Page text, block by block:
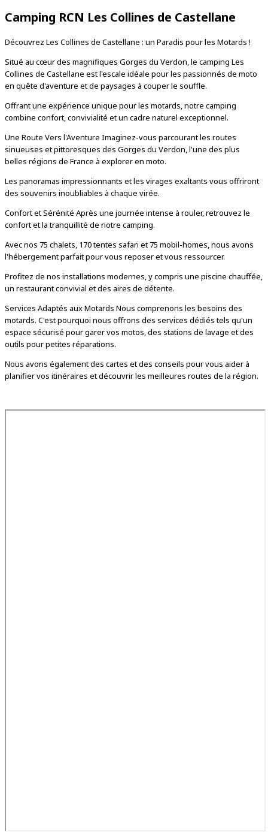
Camping RCN Les Collines de Castellane
Découvrez Les Collines de Castellane : un Paradis pour les Motards !
Situé au cœur des magnifiques Gorges du Verdon, le camping Les
Collines de Castellane est l'escale idéale pour les passionnés de moto
en quête d'aventure et de paysages à couper le souffle.
Offrant une expérience unique pour les motards, notre camping
combine confort, convivialité et un cadre naturel exceptionnel.
Une Route Vers l'Aventure Imaginez-vous parcourant les routes
sinueuses et pittoresques des Gorges du Verdon, l'une des plus
belles régions de France à explorer en moto.
Les panoramas impressionnants et les virages exaltants vous offriront
des souvenirs inoubliables à chaque virée.
Confort et Sérénité Après une journée intense à rouler, retrouvez le
confort et la tranquillité de notre camping.
Avec nos 75 chalets, 170 tentes safari et 75 mobil-homes, nous avons
l'hébergement parfait pour vous reposer et vous ressourcer.
Profitez de nos installations modernes, y compris une piscine chauffée,
un restaurant convivial et des aires de détente.
Services Adaptés aux Motards Nous comprenons les besoins des
motards. C'est pourquoi nous offrons des services dédiés tels qu'un
espace sécurisé pour garer vos motos, des stations de lavage et des
outils pour petites réparations.
Nous avons également des cartes et des conseils pour vous aider à
planifier vos itinéraires et découvrir les meilleures routes de la région.